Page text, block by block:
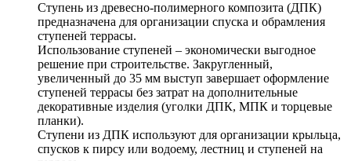
Ступень из древесно-полимерного композита (ДПК)
предназначена для организации спуска и обрамления
ступеней террасы.
Использование ступеней – экономически выгодное
решение при строительстве. Закругленный,
увеличенный до 35 мм выступ завершает оформление
ступеней террасы без затрат на дополнительные
декоративные изделия (уголки ДПК, МПК и торцевые
планки).
Ступени из ДПК используют для организации крыльца,
спусков к пирсу или водоему, лестниц и ступеней на